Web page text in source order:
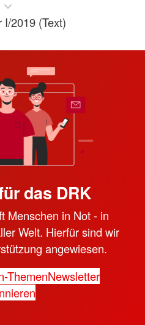
I/2019 (Text)
das DRK
Menschen in Not - in
Welt. Hierfür sind wir
angewiesen.
ThemenNewsletter